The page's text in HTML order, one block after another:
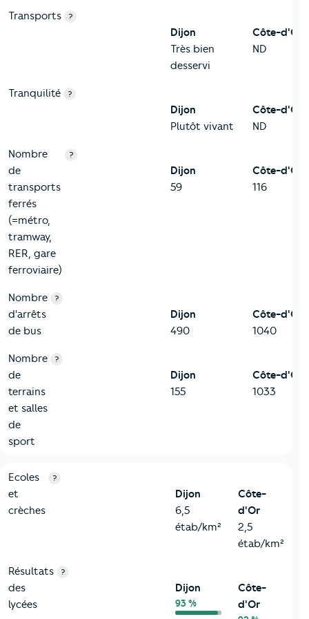
Transports ?
Dijon
Très bien
desservi
Côte-d'Or
ND
Tranquilité ?
Dijon
Plutôt vivant
Côte-d'Or
ND
Nombre
de
transports
ferrés
(=métro,
tramway,
RER, gare
ferroviaire)
?
Dijon
59
Côte-d'Or
116
Nombre
d'arrêts
de bus
?
Dijon
490
Côte-d'Or
1040
Nombre
de
terrains
et salles
de
sport
?
Dijon
155
Côte-d'Or
1033
4-Education
Critères
Ecoles
et
crèches
?
Dijon
6,5
étab/km²
Côte-
d'Or
2,5
étab/km²
Résultats
des
lycées
?
Dijon
93 %
Côte-
d'Or